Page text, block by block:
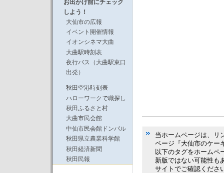
お出かけ前にチェック
しよう！
大仙市の広報
イベント開催情報
イオンシネマ大曲
大曲駅時刻表
夜行バス（大曲駅東口
出発）
秋田空港時刻表
ハローワークで職探し
秋田ふるさと村
大曲市民会館
中仙市民会館ドンパル
秋田県立農業科学館
秋田経済新聞
秋田民報
当ホームページは、リ
ページ『大仙市のケー
以下のタグをホームペ
新版ではない可能性も
サイトでご確認くださ